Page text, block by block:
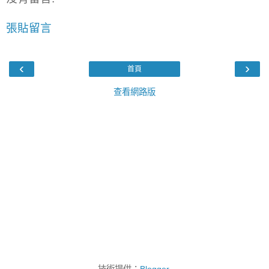
張貼留言
‹ ›
首頁
查看網路版